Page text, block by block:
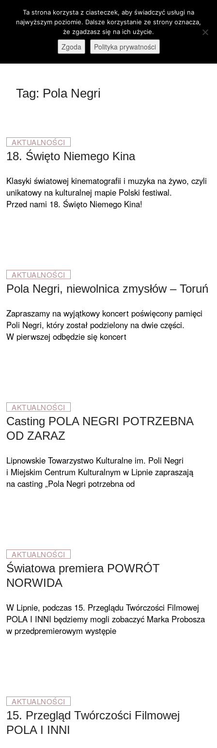
Otwórz pasek narzędzi
stare-kino.pl
ZAPRASZAMY
M
e
B
Tag: Pola Negri
AKTUALNOŚCI
18. Święto Niemego Kina
Klasyki światowej kinematografii i muzyka na żywo, czyli
unikatowy na kulturalnej mapie Polski festiwal.
Przed nami 18. Święto Niemego Kina!
AKTUALNOŚCI
Pola Negri, niewolnica zmysłów – Toruń
Zapraszamy na wyjątkowy koncert poświęcony pamięci
Poli Negri, który został podzielony na dwie części.
W pierwszej odbędzie się koncert
AKTUALNOŚCI
Casting POLA NEGRI POTRZEBNA
OD ZARAZ
Lipnowskie Towarzystwo Kulturalne im. Poli Negri
i Miejskim Centrum Kulturalnym w Lipnie zapraszają
na casting „Pola Negri potrzebna od
AKTUALNOŚCI
Światowa premiera POWRÓT
NORWIDA
W Lipnie, podczas 15. Przeglądu Twórczości Filmowej
POLA I INNI będziemy mogli zobaczyć Marka Probosza
w przedpremierowym występie
AKTUALNOŚCI
15. Przegląd Twórczości Filmowej
POLA I INNI
Ta strona korzysta z ciasteczek, aby świadczyć usługi na
najwyższym poziomie. Dalsze korzystanie ze strony oznacza,
że zgadzasz się na ich użycie.
Zgoda Polityka prywatności